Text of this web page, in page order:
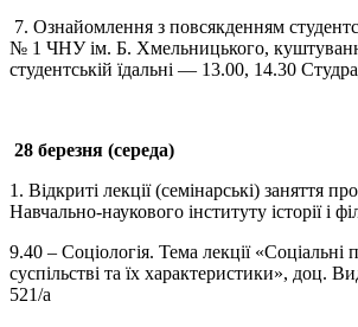
7. Ознайомлення з повсякденням
№ 1 ЧНУ ім. Б. Хмельницького,
студентській їдальні — 13.00, 14.30
28 березня (середа)
1. Відкриті лекції (семінарські) заняття
Навчально-наукового інституту історії і
9.40 – Соціологія. Тема лекції «Соціальні
суспільстві та їх характеристики», доц.
521/а